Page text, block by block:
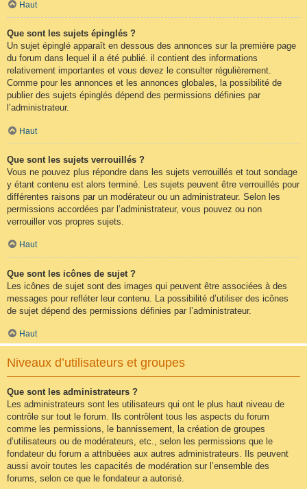
Haut
Que sont les sujets épinglés ?
Un sujet épinglé apparaît en dessous des annonces sur la première page
du forum dans lequel il a été publié. il contient des informations
relativement importantes et vous devez le consulter régulièrement.
Comme pour les annonces et les annonces globales, la possibilité de
publier des sujets épinglés dépend des permissions définies par
l’administrateur.
Haut
Que sont les sujets verrouillés ?
Vous ne pouvez plus répondre dans les sujets verrouillés et tout sondage
y étant contenu est alors terminé. Les sujets peuvent être verrouillés pour
différentes raisons par un modérateur ou un administrateur. Selon les
permissions accordées par l’administrateur, vous pouvez ou non
verrouiller vos propres sujets.
Haut
Que sont les icônes de sujet ?
Les icônes de sujet sont des images qui peuvent être associées à des
messages pour refléter leur contenu. La possibilité d’utiliser des icônes
de sujet dépend des permissions définies par l’administrateur.
Haut
Niveaux d’utilisateurs et groupes
Que sont les administrateurs ?
Les administrateurs sont les utilisateurs qui ont le plus haut niveau de
contrôle sur tout le forum. Ils contrôlent tous les aspects du forum
comme les permissions, le bannissement, la création de groupes
d’utilisateurs ou de modérateurs, etc., selon les permissions que le
fondateur du forum a attribuées aux autres administrateurs. Ils peuvent
aussi avoir toutes les capacités de modération sur l’ensemble des
forums, selon ce que le fondateur a autorisé.